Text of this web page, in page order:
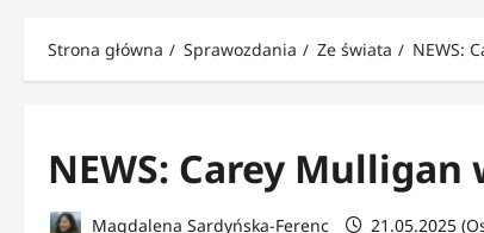
Strona główna Sprawozdania Ze świata NEWS:
NEWS: Carey Mulligan
Magdalena Sardyńska-Ferenc 21.05.2025